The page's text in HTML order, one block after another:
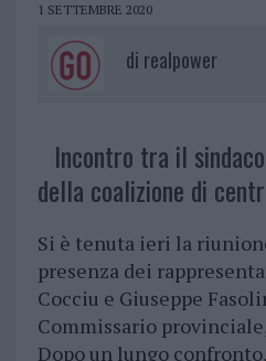
1 SETTEMBRE 2020
di realpower
Incontro tra il
della coalizione di
Si è tenuta ieri la
presenza dei
Cocciu e Giuseppe
Commissario
Dopo un lungo